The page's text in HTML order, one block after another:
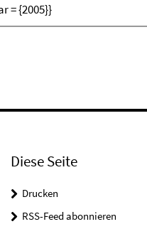
= {2005}}
Diese Seite
Drucken
RSS-Feed abonnieren